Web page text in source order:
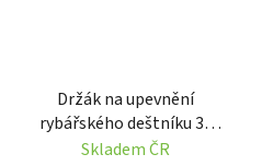
Držák na upevnění
rybářského deštníku 38
cm
Skladem ČR